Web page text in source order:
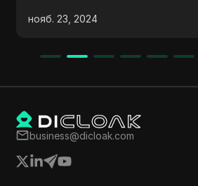
фондом в $10,000. Проект
платформа первого уровня,
как торговля токенами SAY,
новых пользователей и
пользователей, с
рекомендаций для участия.
нояб. 23, 2024
business@dicloak.com